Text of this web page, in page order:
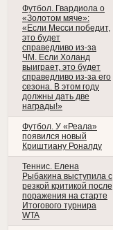
Футбол. Гвардиола о
«Золотом мяче»:
«Если Месси победит,
это будет
справедливо из-за
ЧМ. Если Холанд
выиграет, это будет
справедливо из-за его
сезона. В этом году
должны дать две
награды!»
Футбол. У «Реала»
появился новый
Криштиану Роналду
Теннис. Елена
Рыбакина выступила с
резкой критикой после
поражения на старте
Итогового турнира
WTA